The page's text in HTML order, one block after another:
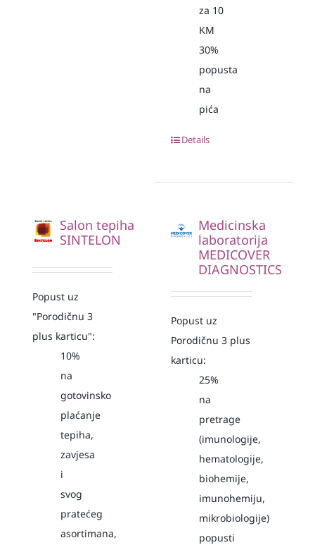
za 10
KM
30%
popusta
na
pića
Details
Salon tepiha
SINTELON
Popust uz
"Porodičnu 3
plus karticu":
10%
na
gotovinsko
plaćanje
tepiha,
zavjesa
i
svog
pratećeg
asortimana,
Medicinska
laboratorija
MEDICOVER
DIAGNOSTICS
Popust uz
Porodičnu 3 plus
karticu:
25%
na
pretrage
(imunologije,
hematologije,
biohemije,
imunohemiju,
mikrobiologije)
popusti